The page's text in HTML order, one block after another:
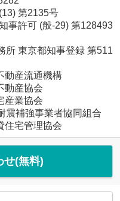
第2135号
事許可 (般-29) 第128493
所 東京都知事登録 第511
動産流通機構
動産協会
産業協会
震補強事業者協同組合
住宅管理協会
せ(無料)